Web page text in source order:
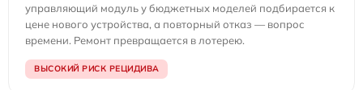
управляющий модуль у бюджетных моделей подбирается к
цене нового устройства, а повторный отказ — вопрос
времени. Ремонт превращается в лотерею.
ВЫСОКИЙ РИСК РЕЦИДИВА